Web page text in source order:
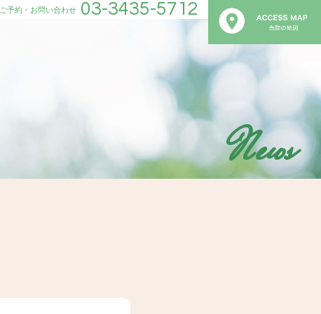
ご予約・お問い合わせ 03-3435-5712
News